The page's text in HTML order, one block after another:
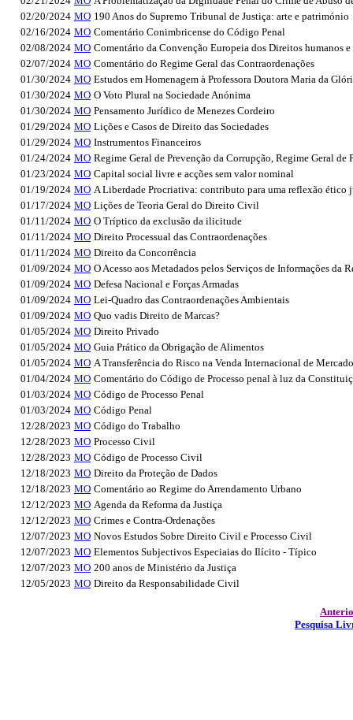
02/20/2024 MO 190 Anos do Supremo Tribunal de Justiça: arte e património
02/16/2024 MO Comentário Conimbricense do Código Penal
02/08/2024 MO Comentário da Convenção Europeia dos Direitos humanos
02/07/2024 MO Comentário do Regime Geral das Contraordenações
01/30/2024 MO Estudos em Homenagem à Professora Doutora Maria da
01/30/2024 MO O Voto Plural na Sociedade Anónima
01/30/2024 MO Pensamento Jurídico de Menezes Cordeiro
01/29/2024 MO Lições e Casos de Direito das Sociedades
01/29/2024 MO Instrumentos Financeiros
01/24/2024 MO Regime Geral de Prevenção da Corrupção, Regime Geral
01/23/2024 MO Capital social livre e acções sem valor nominal
01/19/2024 MO A Liberdade Procriativa: contributo para uma reflexão
01/17/2024 MO Lições de Teoria Geral do Direito Civil
01/11/2024 MO O Tríptico da exclusão da ilicitude
01/11/2024 MO Direito Processual das Contraordenações
01/11/2024 MO Direito da Concorrência
01/09/2024 MO O Acesso aos Metadados pelos Serviços de Informações
01/09/2024 MO Defesa Nacional e Forças Armadas
01/09/2024 MO Lei-Quadro das Contraordenações Ambientais
01/09/2024 MO Quo vadis Direito de Marcas?
01/05/2024 MO Direito Privado
01/05/2024 MO Guia Prático da Obrigação de Alimentos
01/05/2024 MO A Transferência do Risco na Venda Internacional de
01/04/2024 MO Comentário do Código de Processo penal à luz da
01/03/2024 MO Código de Processo Penal
01/03/2024 MO Código Penal
12/28/2023 MO Código do Trabalho
12/28/2023 MO Processo Civil
12/28/2023 MO Código de Processo Civil
12/18/2023 MO Direito da Proteção de Dados
12/18/2023 MO Comentário ao Regime do Arrendamento Urbano
12/12/2023 MO Agenda da Reforma da Justiça
12/12/2023 MO Crimes e Contra-Ordenações
12/07/2023 MO Novos Estudos Sobre Direito Civil e Processo Civil
12/07/2023 MO Elementos Subjectivos Especiaias do Ilícito - Típico
12/07/2023 MO 200 anos de Ministério da Justiça
12/05/2023 MO Direito da Responsabilidade Civil
Pesquisa